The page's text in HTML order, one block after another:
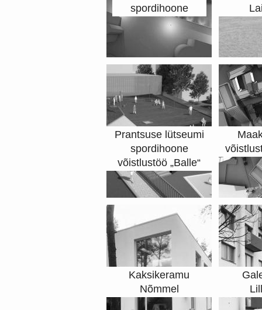
spordihoone
Prantsuse lütseumi
spordihoone
võistlustöö „Balle“
Kaksikeramu
Nõmmel